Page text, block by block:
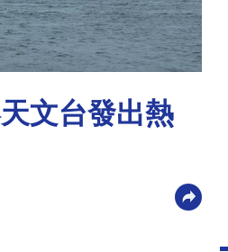
文台發出熱